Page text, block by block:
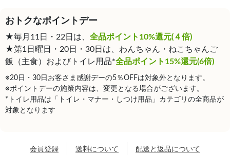
おトクなポイントデー
★毎月11日・22日は、 全品ポイント10%還元(４倍)
★第1日曜日・20日・30日は、わんちゃん・ねこちゃんご
飯（主食）およびトイレ用品*全品ポイント15%還元(6倍)
※20日・30日お客さま感謝デーの5％OFFは対象外となります。
※ポイントデーの施策内容は、変更となる場合がございます。
*トイレ用品は「トイレ・マナー・しつけ用品」カテゴリの全商品が
対象となります
会員登録 送料について 配送と返品について